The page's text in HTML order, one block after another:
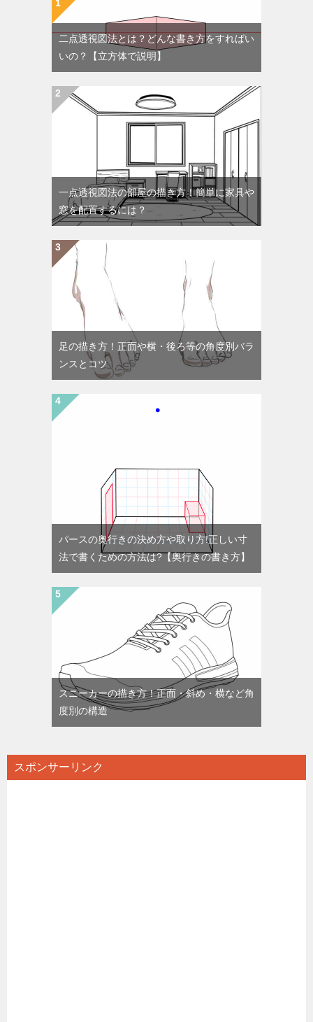
二点透視図法とは？どんな書き方をすればい
いの？【立方体で説明】
一点透視図法の部屋の描き方！簡単に家具や
窓を配置するには？
足の描き方！正面や横・後ろ等の角度別バラ
ンスとコツ
パースの奥行きの決め方や取り方!正しい寸
法で書くための方法は?【奥行きの書き方】
スニーカーの描き方！正面・斜め・横など角
度別の構造
スポンサーリンク